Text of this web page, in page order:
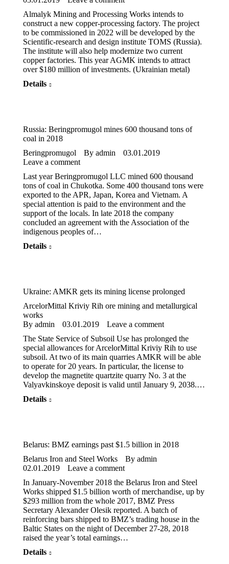
Almalyk Mining and Processing Works intends to
construct a new copper-processing factory. The project
to be commissioned in 2022 will be developed by the
Scientific-research and design institute TOMS (Russia).
The institute will also help modernize two current
copper factories. This year AGMK intends to attract
over $180 million of investments. (Ukrainian metal)
Details
Russia: Beringpromugol mines 600 thousand tons of
coal in 2018
Beringpromugol
By admin
03.01.2019
Leave a comment
Last year Beringpromugol LLC mined 600 thousand
tons of coal in Chukotka. Some 400 thousand tons were
exported to the APR, Japan, Korea and Vietnam. A
special attention is paid to the environment and the
support of the locals. In late 2018 the company
concluded an agreement with the Association of the
indigenous peoples of…
Details
Ukraine: AMKR gets its mining license prolonged
ArcelorMittal Kriviy Rih ore mining and metallurgical
works
By admin 03.01.2019
Leave a comment
The State Service of Subsoil Use has prolonged the
special allowances for ArcelorMittal Kriviy Rih to use
subsoil. At two of its main quarries AMKR will be able
to operate for 20 years. In particular, the license to
develop the magnetite quartzite quarry No. 3 at the
Valyavkinskoye deposit is valid until January 9, 2038.…
Details
Belarus: BMZ earnings past $1.5 billion in 2018
Belarus Iron and Steel Works
By admin
02.01.2019
Leave a comment
In January-November 2018 the Belarus Iron and Steel
Works shipped $1.5 billion worth of merchandise, up by
$293 million from the whole 2017, BMZ Press
Secretary Alexander Olesik reported. A batch of
reinforcing bars shipped to BMZ’s trading house in the
Baltic States on the night of December 27-28, 2018
raised the year’s total earnings…
Details